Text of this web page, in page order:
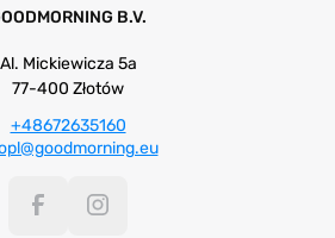
B.V.
Al. Mickiewicza 5a
77-400 Złotów
+48672635160